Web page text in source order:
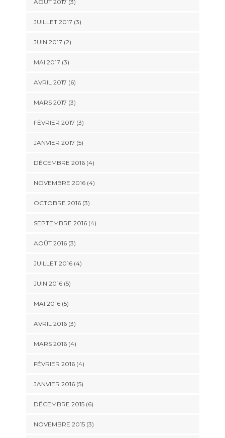
AOÛT 2017 (3)
JUILLET 2017 (3)
JUIN 2017 (2)
MAI 2017 (3)
AVRIL 2017 (6)
MARS 2017 (3)
FÉVRIER 2017 (3)
JANVIER 2017 (5)
DÉCEMBRE 2016(4)
NOVEMBRE 2016(4)
OCTOBRE 2016(3)
SEPTEMBRE 2016(4)
AOÛT 2016(3)
JUILLET 2016(4)
JUIN 2016(5)
MAI 2016(5)
AVRIL 2016(3)
MARS 2016(4)
FÉVRIER 2016(4)
JANVIER 2016(5)
DÉCEMBRE 2015(6)
NOVEMBRE 2015(3)